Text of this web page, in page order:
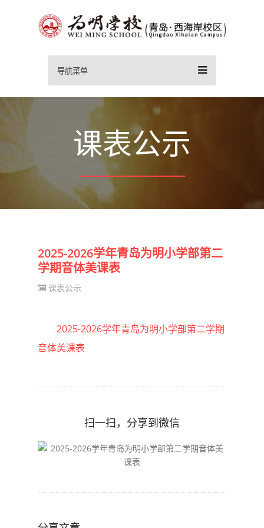
导航菜单
课表公示
2025-2026学年青岛为明小学部第二
学期音体美课表
课表公示
2025-2026学年青岛为明小学部第二学期
音体美课表
扫一扫，分享到微信